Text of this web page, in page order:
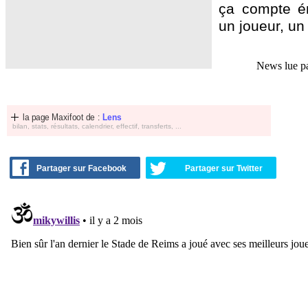
ça compte
un joueur,
News lue
la page Maxifoot de : Lens
bilan, stats, résultats, calendrier, effectif, transferts, ...
Partager sur Facebook Partager sur Twitter